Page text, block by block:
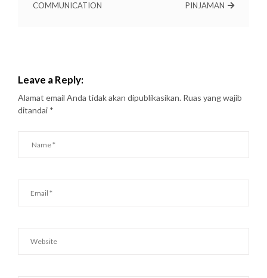
COMMUNICATION
PINJAMAN
Leave a Reply:
Alamat email Anda tidak akan dipublikasikan. Ruas yang wajib
ditandai *